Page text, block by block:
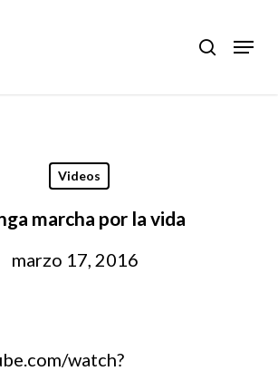
search
Menu
Videos
marcha por la vida
marzo 17, 2016
watch?
Close